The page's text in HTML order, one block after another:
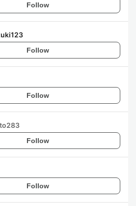
Follow
Follow
Follow
Follow
Follow